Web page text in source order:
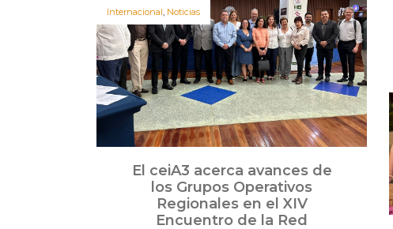
Internacional, Noticias
El ceiA3 acerca avances de
los Grupos Operativos
Regionales en el XIV
Encuentro de la Red